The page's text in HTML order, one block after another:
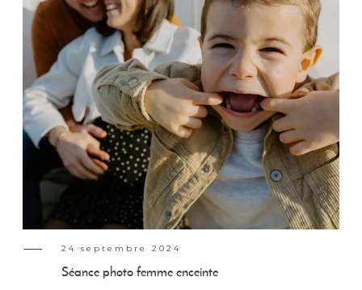
24 septembre 2024
Séance photo femme enceinte